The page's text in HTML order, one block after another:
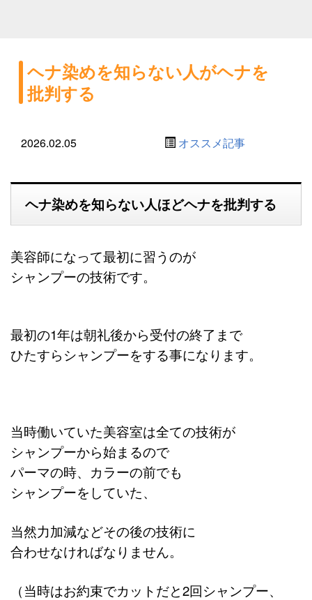
ヘナ染めを知らない人がヘナを
批判する
2026.02.05 オススメ記事
ヘナ染めを知らない人ほどヘナを批判する
美容師になって最初に習うのが
シャンプーの技術です。
最初の1年は朝礼後から受付の終了まで
ひたすらシャンプーをする事になります。
当時働いていた美容室は全ての技術が
シャンプーから始まるので
パーマの時、カラーの前でも
シャンプーをしていた、
当然力加減などその後の技術に
合わせなければなりません。
（当時はお約束でカットだと2回シャンプー、